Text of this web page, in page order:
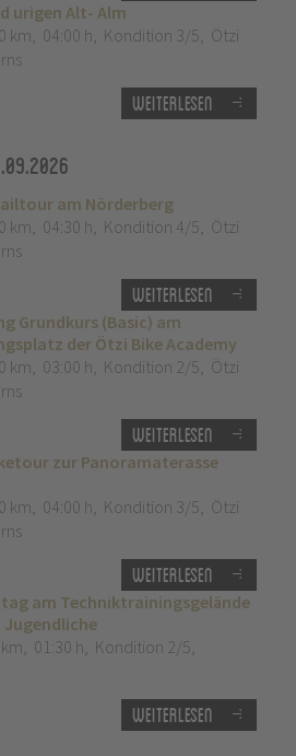
urigen Alt- Alm
km, 04:00 h, Kondition 3/5, Ötzi
Weiterlesen
am Nörderberg
km, 04:30 h, Kondition 4/5, Ötzi
Weiterlesen
Grundkurs (Basic) am
der Ötzi Bike Academy
km, 03:00 h, Kondition 2/5, Ötzi
Weiterlesen
zur Panoramaterasse
km, 04:00 h, Kondition 3/5, Ötzi
Weiterlesen
am Techniktrainingsgelände
Jugendliche
, 01:30 h, Kondition 2/5,
Weiterlesen